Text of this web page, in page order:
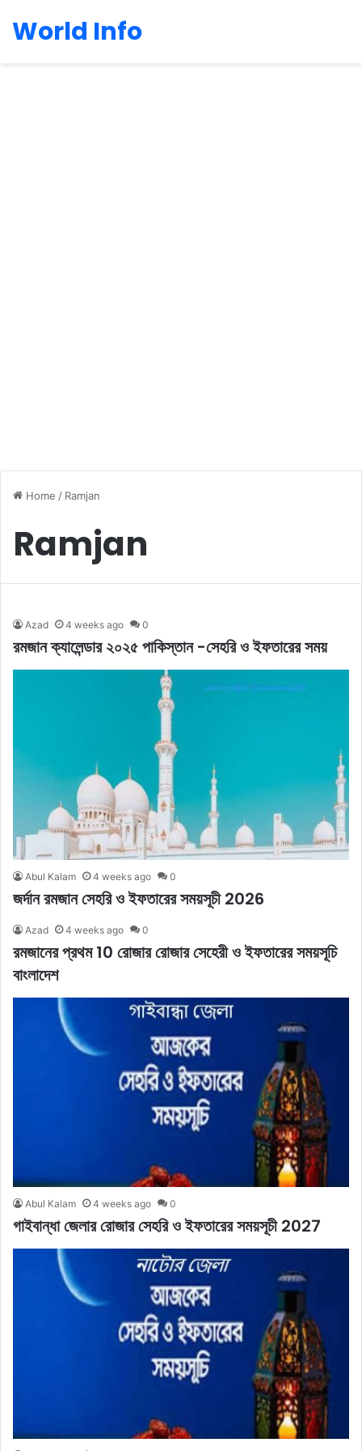
World Info
Home / Ramjan
Ramjan
Azad 4 weeks ago 0
রমজান ক্যালেন্ডার ২০২৫ পাকিস্তান -সেহরি ও ইফতারের সময়
Abul Kalam 4 weeks ago 0
জর্দান রমজান সেহরি ও ইফতারের সময়সূচী 2026
Azad 4 weeks ago 0
রমজানের প্রথম 10 রোজার রোজার সেহেরী ও ইফতারের সময়সূচি
বাংলাদেশ
Abul Kalam 4 weeks ago 0
গাইবান্ধা জেলার রোজার সেহরি ও ইফতারের সময়সূচী 2027